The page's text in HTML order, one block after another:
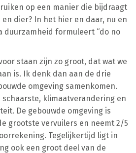
op een manier die bijdraagt
en dier? In het hier en daar, nu en
duurzamheid formuleert “do no
staan zijn zo groot, dat wat we
is. Ik denk dan aan de drie
omgeving samenkomen.
klimaatverandering en
De gebouwde omgeving is
grootste vervuilers en neemt 2/5
Tegelijkertijd ligt in
ook een groot deel van de